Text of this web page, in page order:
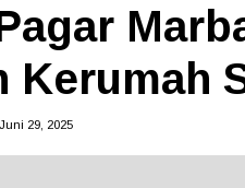
Kerumah
29, 2025